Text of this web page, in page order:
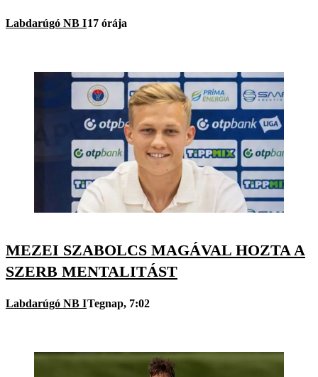
Labdarúgó NB I17 órája
MEZEI SZABOLCS MAGÁVAL HOZTA A
SZERB MENTALITÁST
Labdarúgó NB ITegnap, 7:02